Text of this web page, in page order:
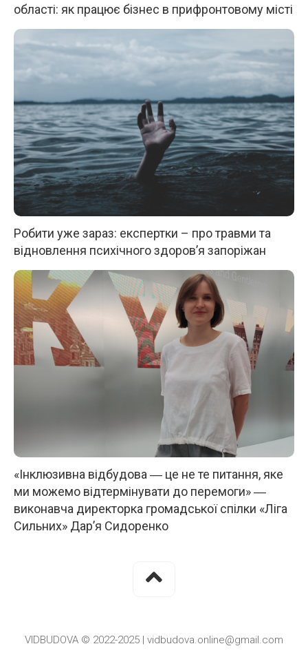
області: як працює бізнес в прифронтовому місті
Робити уже зараз: експертки – про травми та
відновлення психічного здоров’я запоріжан
«Інклюзивна відбудова ― це не те питання, яке
ми можемо відтермінувати до перемоги» ―
виконавча директорка громадської спілки «Ліга
Сильних» Дар’я Сидоренко
VIDBUDOVA © 2022-2025 | vidbudova.online@gmail.com